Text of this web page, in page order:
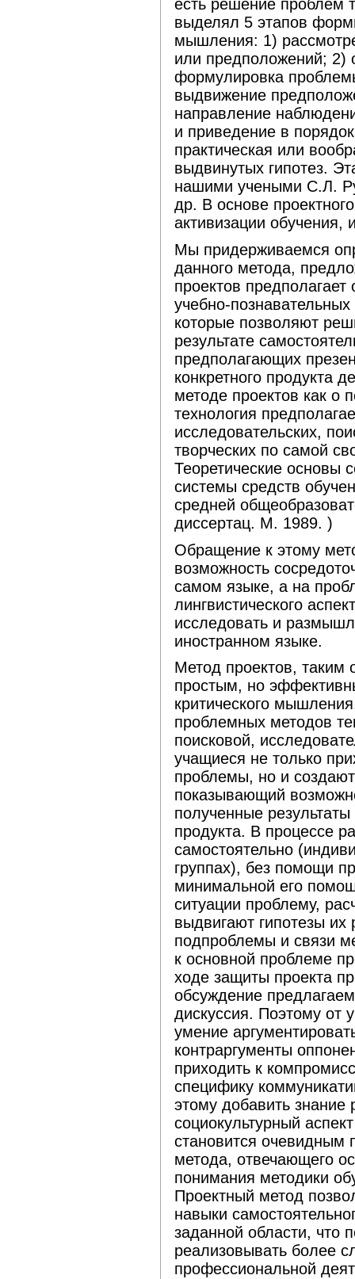
есть решение проблем
выделял 5 этапов
мышления: 1)
или предположений; 2)
формулировка
выдвижение
направление
и приведение в
практическая или
выдвинутых гипотез.
нашими учеными С.Л.
др. В основе
активизации обучения,
Мы придерживаемся
данного метода,
проектов
учебно-
которые позволяют
результате
предполагающих
конкретного продукта
методе проектов как о
технология
исследовательских,
творческих по самой
Теоретические основы
системы средств
средней
диссертац. М. 1989. )
Обращение к этому
возможность
самом языке, а на
лингвистического
исследовать и
иностранном языке.
Метод проектов, таким
простым, но
критического
проблемных методов
поисковой,
учащиеся не только
проблемы, но и
показывающий
полученные
продукта. В процессе
самостоятельно
группах), без помощи
минимальной его
ситуации проблему,
выдвигают гипотезы
подпроблемы и связи
к основной проблеме
ходе защиты проекта
обсуждение
дискуссия. Поэтому от
умение
контраргументы
приходить к
специфику
этому добавить знание
социокультурный
становится очевидным
метода, отвечающего
понимания методики
Проектный метод
навыки
заданной области,
реализовывать более
профессиональной